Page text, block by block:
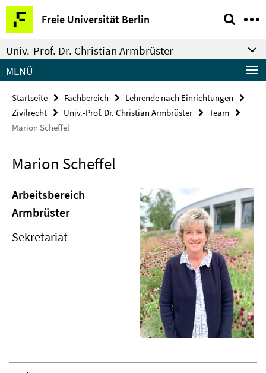
Springe
direkt
zu
Inhalt
Freie Universität Berlin
Service-
Navigation
Univ.-Prof. Dr. Christian Armbrüster
MENÜ
Startseite Fachbereich
Lehrende nach Einrichtungen
Zivilrecht
Univ.-Prof. Dr. Christian Armbrüster
Team
Marion Scheffel
Marion Scheffel
Arbeitsbereich
Armbrüster
Sekretariat